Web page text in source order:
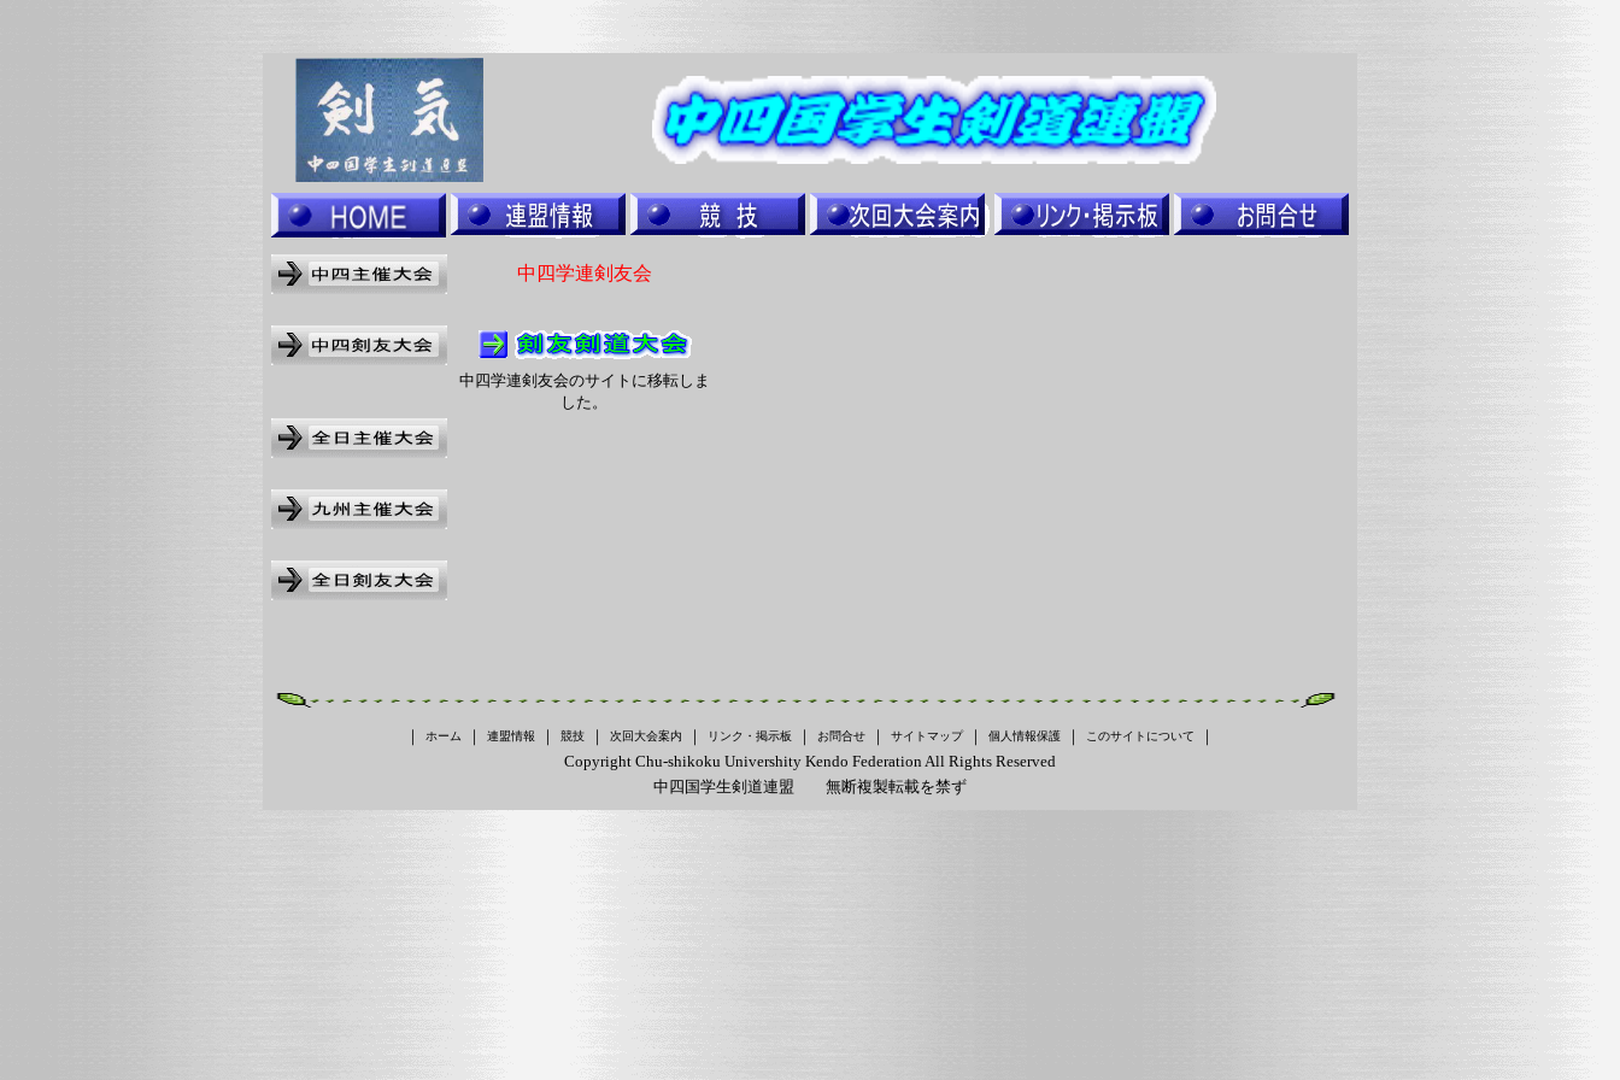
中四学連剣友会
中四学連剣友会のサイトに移転しま
した。
｜ ホーム ｜ 連盟情報 ｜ 競技 ｜ 次回大会案内 ｜ リンク・掲示板 ｜ お問合せ ｜ サイトマップ ｜ 個人情報保護 ｜ このサイトについて
｜
Copyright Chu-shikoku Univershity Kendo Federation All Rights Reserved
中四国学生剣道連盟 無断複製転載を禁ず